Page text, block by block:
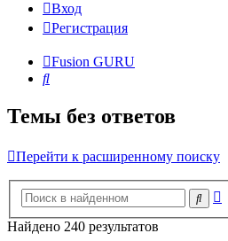
Вход
Регистрация
Fusion GURU
Поиск
Темы без ответов
Перейти к расширенному поиску
Поиск
Найдено 240 результатов